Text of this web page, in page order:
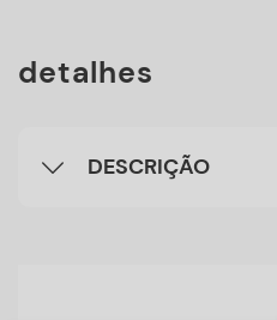
detalhes
DESCRIÇÃO